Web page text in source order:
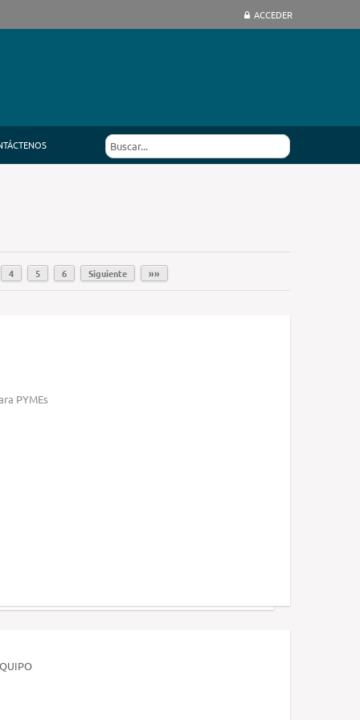
ACCEDER
4 5 6 Siguiente »»
PYMEs